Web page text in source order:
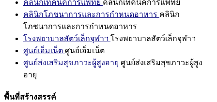
คลินิกเทคนิคการแพทย์ คลินิกเทคนิคการแพทย์
คลินิกโภชนาการและการกำหนดอาหาร คลินิก
โภชนาการและการกำหนดอาหาร
โรงพยาบาลสัตว์เล็กจุฬาฯ โรงพยาบาลสัตว์เล็กจุฬาฯ
ศูนย์เอ็มเน็ต ศูนย์เอ็มเน็ต
ศูนย์ส่งเสริมสุขภาวะผู้สูงอายุ ศูนย์ส่งเสริมสุขภาวะผู้สูง
อายุ
พื้นที่สร้างสรรค์